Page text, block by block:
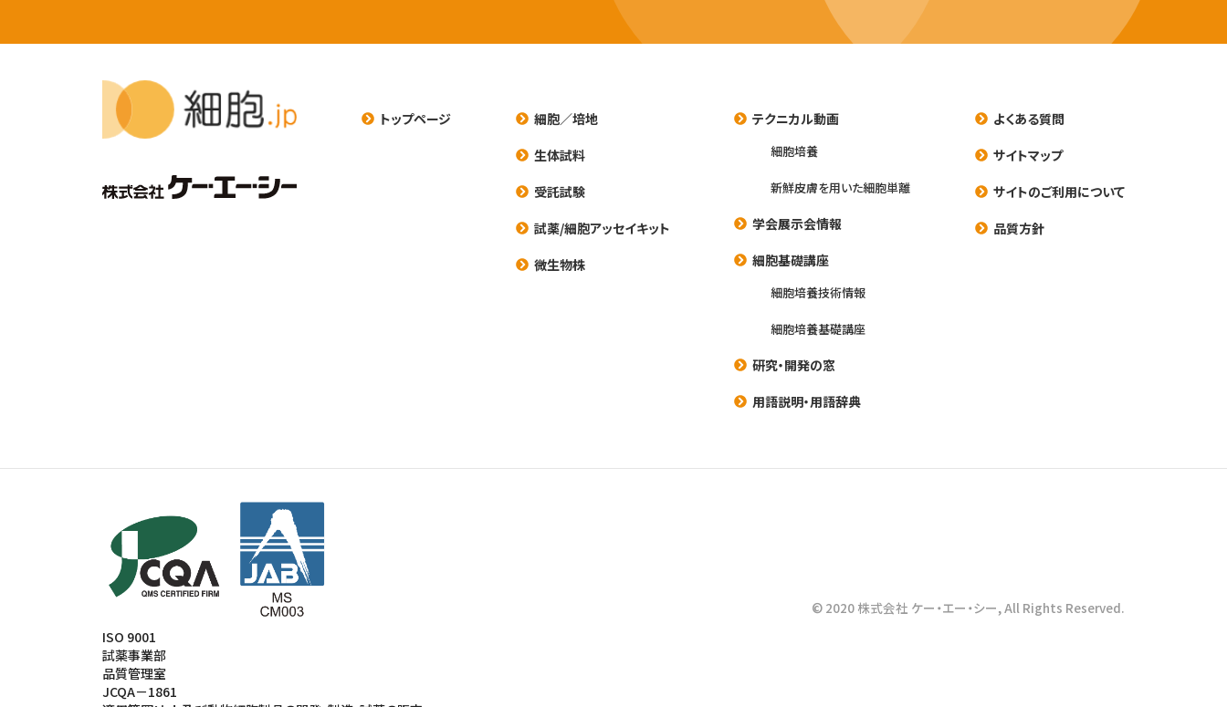
トップページ
細胞／培地
生体試料
受託試験
試薬/細胞アッセイキット
微生物株
テクニカル動画
細胞培養
新鮮皮膚を用いた細胞単離
学会展示会情報
細胞基礎講座
細胞培養技術情報
細胞培養基礎講座
研究・開発の窓
用語説明・用語辞典
よくある質問
サイトマップ
サイトのご利用について
品質方針
ISO 9001
試薬事業部
品質管理室
JCQA－1861
© 2020 株式会社 ケー・エー・シー, All Rights Reserved.